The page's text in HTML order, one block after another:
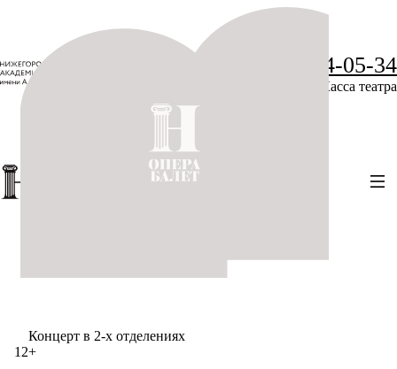
+7 (831) 234-05-34
Касса театра
Концерт в 2-х отделениях
12+